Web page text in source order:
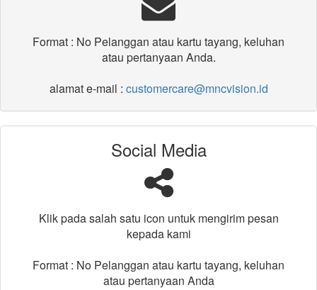
Format : No Pelanggan atau kartu tayang, keluhan
atau pertanyaan Anda.
alamat e-mail : customercare@mncvision.id
Social Media
Klik pada salah satu icon untuk mengirim pesan
kepada kami
Format : No Pelanggan atau kartu tayang, keluhan
atau pertanyaan Anda